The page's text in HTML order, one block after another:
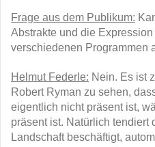
Frage aus dem Publikum:
Abstrakte und die
verschiedenen Programmen
Helmut Federle: Nein. Es ist
Robert Ryman zu sehen,
eigentlich nicht präsent ist,
präsent ist. Natürlich tendiert
Landschaft beschäftigt,